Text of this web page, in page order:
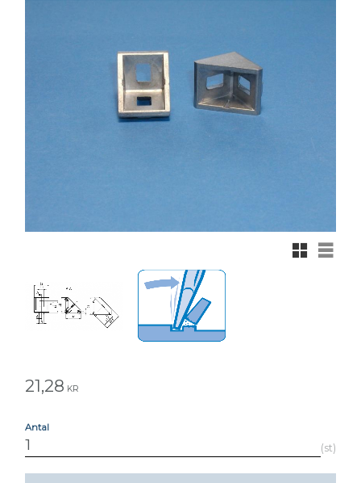
Rutnätsvy
Listvy
21,28 KR
Antal
st